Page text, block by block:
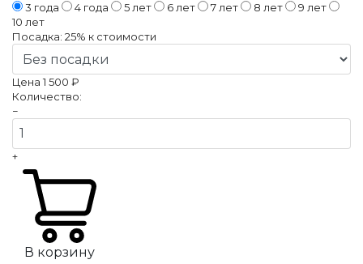
3 года
4 года 5 лет 6 лет 7 лет 8 лет
9 лет
10 лет
Посадка: 25% к стоимости
Цена 1 500 ₽
Количество:
−
+
В корзину